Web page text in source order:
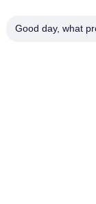
Good day, what